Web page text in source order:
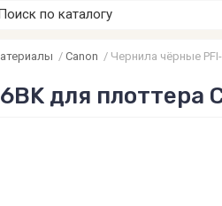
/ Canon / Чернила чёрные
для